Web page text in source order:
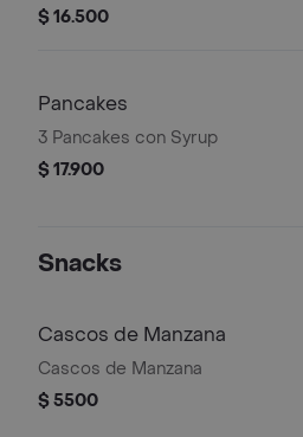
cheddar.
$ 16.500
Pancakes
3 Pancakes con Syrup
$ 17.900
Snacks
Cascos de Manzana
Cascos de Manzana
$ 5500